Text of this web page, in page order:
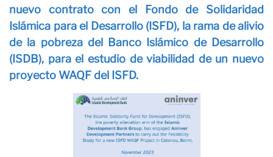
nuevo contrato con el Fondo de Solidaridad
Islámica para el Desarrollo (ISFD), la rama de alivio
de la pobreza del Banco Islámico de Desarrollo
(ISDB), para el estudio de viabilidad de un nuevo
proyecto WAQF del ISFD.